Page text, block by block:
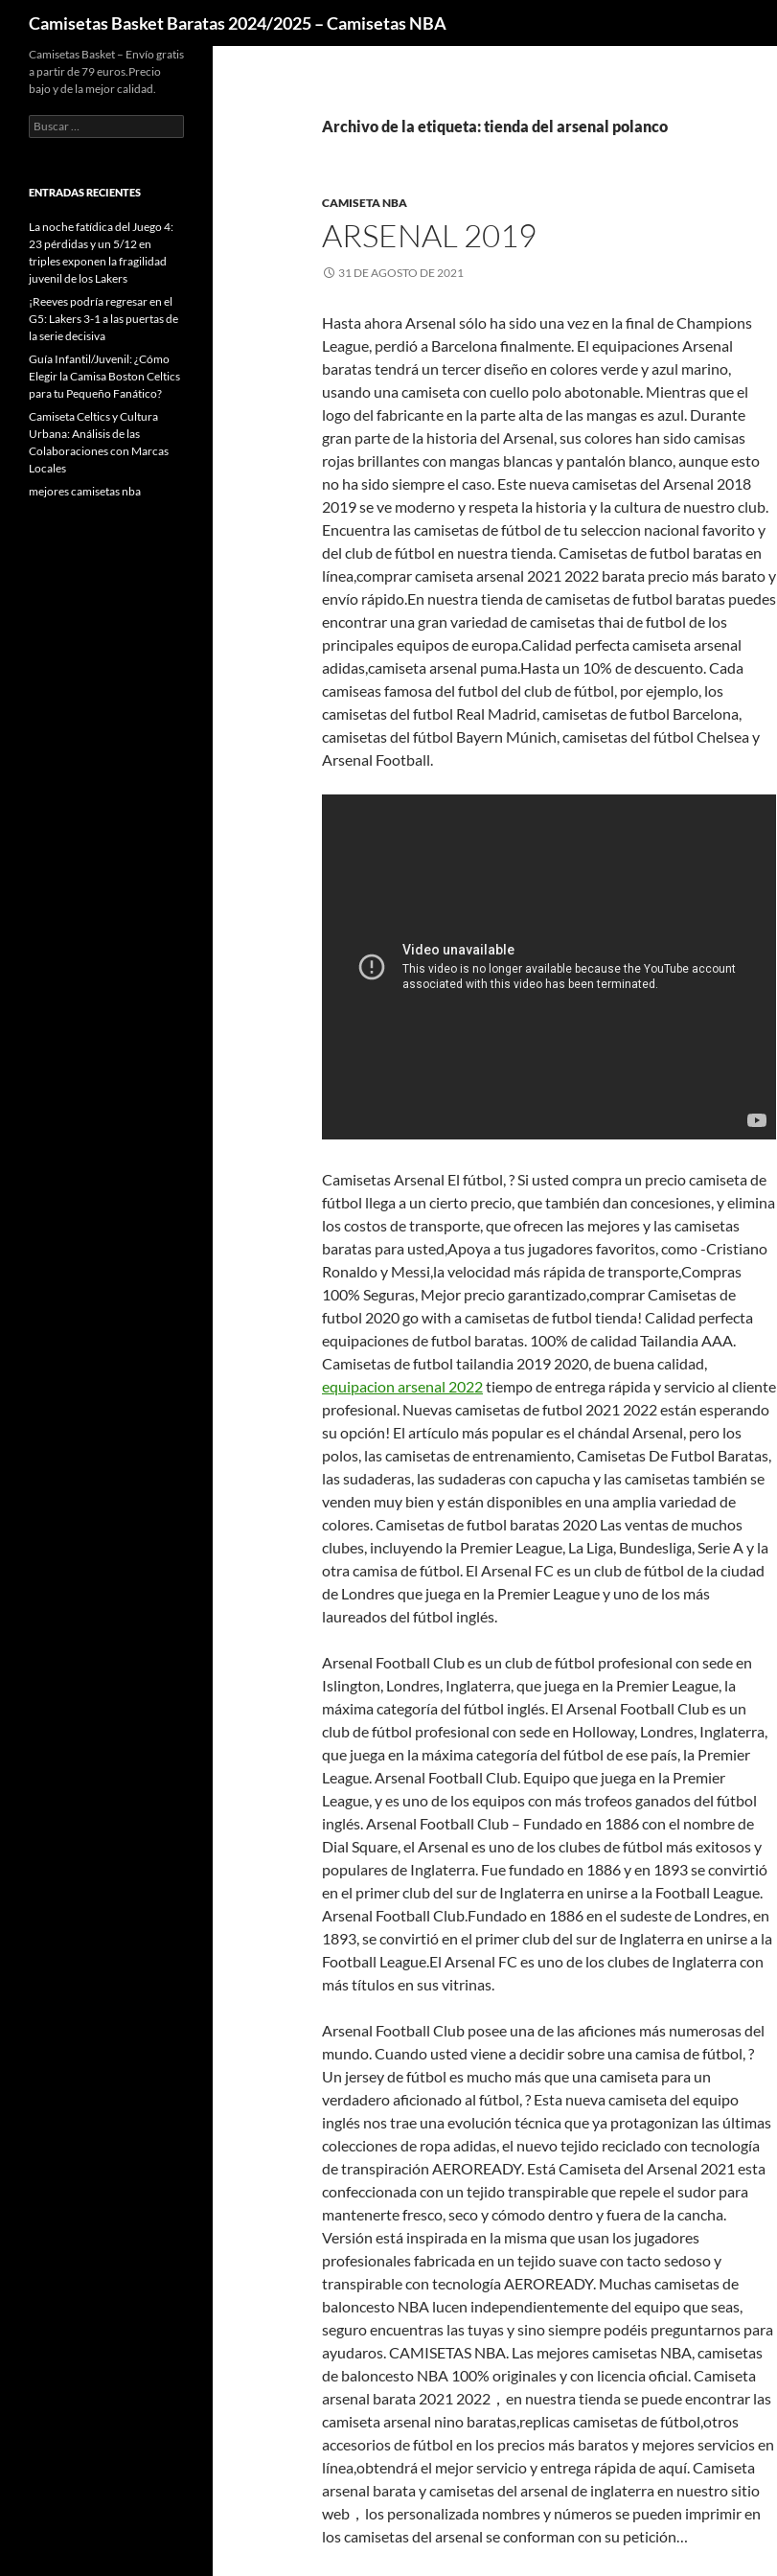
Camisetas Basket Baratas 2024/2025 – Camisetas NBA
Archivo de la etiqueta: tienda del arsenal polanco
CAMISETA NBA
ARSENAL 2019
31 DE AGOSTO DE 2021
Hasta ahora Arsenal sólo ha sido una vez en la final de Champions
League, perdió a Barcelona finalmente. El equipaciones Arsenal
baratas tendrá un tercer diseño en colores verde y azul marino,
usando una camiseta con cuello polo abotonable. Mientras que el
logo del fabricante en la parte alta de las mangas es azul. Durante
gran parte de la historia del Arsenal, sus colores han sido camisas
rojas brillantes con mangas blancas y pantalón blanco, aunque esto
no ha sido siempre el caso. Este nueva camisetas del Arsenal 2018
2019 se ve moderno y respeta la historia y la cultura de nuestro club.
Encuentra las camisetas de fútbol de tu seleccion nacional favorito y
del club de fútbol en nuestra tienda. Camisetas de futbol baratas en
línea,comprar camiseta arsenal 2021 2022 barata precio más barato y
envío rápido.En nuestra tienda de camisetas de futbol baratas puedes
encontrar una gran variedad de camisetas thai de futbol de los
principales equipos de europa.Calidad perfecta camiseta arsenal
adidas,camiseta arsenal puma.Hasta un 10% de descuento. Cada
camiseas famosa del futbol del club de fútbol, por ejemplo, los
camisetas del futbol Real Madrid, camisetas de futbol Barcelona,
camisetas del fútbol Bayern Múnich, camisetas del fútbol Chelsea y
Arsenal Football.
Camisetas Arsenal El fútbol, ? Si usted compra un precio camiseta de
fútbol llega a un cierto precio, que también dan concesiones, y elimina
los costos de transporte, que ofrecen las mejores y las camisetas
baratas para usted,Apoya a tus jugadores favoritos, como -Cristiano
Ronaldo y Messi,la velocidad más rápida de transporte,Compras
100% Seguras, Mejor precio garantizado,comprar Camisetas de
futbol 2020 go with a camisetas de futbol tienda! Calidad perfecta
equipaciones de futbol baratas. 100% de calidad Tailandia AAA.
Camisetas de futbol tailandia 2019 2020, de buena calidad,
equipacion arsenal 2022tiempo de entrega rápida y servicio al cliente
profesional. Nuevas camisetas de futbol 2021 2022 están esperando
su opción! El artículo más popular es el chándal Arsenal, pero los
polos, las camisetas de entrenamiento, Camisetas De Futbol Baratas,
las sudaderas, las sudaderas con capucha y las camisetas también se
venden muy bien y están disponibles en una amplia variedad de
colores. Camisetas de futbol baratas 2020 Las ventas de muchos
clubes, incluyendo la Premier League, La Liga, Bundesliga, Serie A y la
otra camisa de fútbol. El Arsenal FC es un club de fútbol de la ciudad
de Londres que juega en la Premier League y uno de los más
laureados del fútbol inglés.
Arsenal Football Club es un club de fútbol profesional con sede en
Islington, Londres, Inglaterra, que juega en la Premier League, la
máxima categoría del fútbol inglés. El Arsenal Football Club es un
club de fútbol profesional con sede en Holloway, Londres, Inglaterra,
que juega en la máxima categoría del fútbol de ese país, la Premier
League. Arsenal Football Club. Equipo que juega en la Premier
League, y es uno de los equipos con más trofeos ganados del fútbol
inglés. Arsenal Football Club – Fundado en 1886 con el nombre de
Dial Square, el Arsenal es uno de los clubes de fútbol más exitosos y
populares de Inglaterra. Fue fundado en 1886 y en 1893 se convirtió
en el primer club del sur de Inglaterra en unirse a la Football League.
Arsenal Football Club.Fundado en 1886 en el sudeste de Londres, en
1893, se convirtió en el primer club del sur de Inglaterra en unirse a la
Football League.El Arsenal FC es uno de los clubes de Inglaterra con
más títulos en sus vitrinas.
Arsenal Football Club posee una de las aficiones más numerosas del
mundo. Cuando usted viene a decidir sobre una camisa de fútbol, ?
Un jersey de fútbol es mucho más que una camiseta para un
verdadero aficionado al fútbol, ? Esta nueva camiseta del equipo
inglés nos trae una evolución técnica que ya protagonizan las últimas
colecciones de ropa adidas, el nuevo tejido reciclado con tecnología
de transpiración AEROREADY. Está Camiseta del Arsenal 2021 esta
confeccionada con un tejido transpirable que repele el sudor para
mantenerte fresco, seco y cómodo dentro y fuera de la cancha.
Versión está inspirada en la misma que usan los jugadores
profesionales fabricada en un tejido suave con tacto sedoso y
transpirable con tecnología AEROREADY. Muchas camisetas de
baloncesto NBA lucen independientemente del equipo que seas,
seguro encuentras las tuyas y sino siempre podéis preguntarnos para
ayudaros. CAMISETAS NBA. Las mejores camisetas NBA, camisetas
de baloncesto NBA 100% originales y con licencia oficial. Camiseta
arsenal barata 2021 2022，en nuestra tienda se puede encontrar las
camiseta arsenal nino baratas,replicas camisetas de fútbol,otros
accesorios de fútbol en los precios más baratos y mejores servicios en
línea,obtendrá el mejor servicio y entrega rápida de aquí. Camiseta
arsenal barata y camisetas del arsenal de inglaterra en nuestro sitio
web，los personalizada nombres y números se pueden imprimir en
los camisetas del arsenal se conforman con su petición…
Camisetas Basket – Envío gratis
a partir de 79 euros.Precio
bajo y de la mejor calidad.
Buscar:
ENTRADAS RECIENTES
La noche fatídica del Juego 4:
23 pérdidas y un 5/12 en
triples exponen la fragilidad
juvenil de los Lakers
¡Reeves podría regresar en el
G5: Lakers 3-1 a las puertas de
la serie decisiva
Guía Infantil/Juvenil: ¿Cómo
Elegir la Camisa Boston Celtics
para tu Pequeño Fanático?
Camiseta Celtics y Cultura
Urbana: Análisis de las
Colaboraciones con Marcas
Locales
mejores camisetas nba